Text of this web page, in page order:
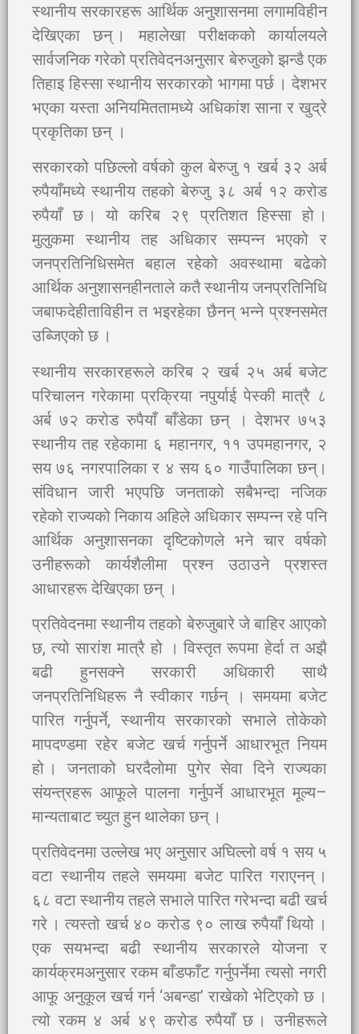
स्थानीय सरकारहरू आर्थिक अनुशासनमा लगामविहीन
देखिएका छन् । महालेखा परीक्षकको कार्यालयले
सार्वजनिक गरेको प्रतिवेदनअनुसार बेरुजुको झन्डै एक
तिहाइ हिस्सा स्थानीय सरकारको भागमा पर्छ । देशभर
भएका यस्ता अनियमिततामध्ये अधिकांश साना र खुद्रे
प्रकृतिका छन् ।
सरकारको पछिल्लो वर्षको कुल बेरुजु १ खर्ब ३२ अर्ब
रुपैयाँमध्ये स्थानीय तहको बेरुजु ३८ अर्ब १२ करोड
रुपैयाँ छ । यो करिब २९ प्रतिशत हिस्सा हो ।
मुलुकमा स्थानीय तह अधिकार सम्पन्न भएको र
जनप्रतिनिधिसमेत बहाल रहेको अवस्थामा बढेको
आर्थिक अनुशासनहीनताले कतै स्थानीय जनप्रतिनिधि
जबाफदेहीताविहीन त भइरहेका छैनन् भन्ने प्रश्नसमेत
उब्जिएको छ ।
स्थानीय सरकारहरूले करिब २ खर्ब २५ अर्ब बजेट
परिचालन गरेकामा प्रक्रिया नपुर्याई पेस्की मात्रै ८
अर्ब ७२ करोड रुपैयाँ बाँडेका छन् । देशभर ७५३
स्थानीय तह रहेकामा ६ महानगर, ११ उपमहानगर, २
सय ७६ नगरपालिका र ४ सय ६० गाउँपालिका छन्।
संविधान जारी भएपछि जनताको सबैभन्दा नजिक
रहेको राज्यको निकाय अहिले अधिकार सम्पन्न रहे पनि
आर्थिक अनुशासनका दृष्टिकोणले भने चार वर्षको
उनीहरूको कार्यशैलीमा प्रश्न उठाउने प्रशस्त
आधारहरू देखिएका छन् ।
प्रतिवेदनमा स्थानीय तहको बेरुजुबारे जे बाहिर आएको
छ, त्यो सारांश मात्रै हो । विस्तृत रूपमा हेर्दा त अझै
बढी हुनसक्ने सरकारी अधिकारी साथै
जनप्रतिनिधिहरू नै स्वीकार गर्छन् । समयमा बजेट
पारित गर्नुपर्ने, स्थानीय सरकारको सभाले तोकेको
मापदण्डमा रहेर बजेट खर्च गर्नुपर्ने आधारभूत नियम
हो । जनताको घरदैलोमा पुगेर सेवा दिने राज्यका
संयन्त्रहरू आफूले पालना गर्नुपर्ने आधारभूत मूल्य–
मान्यताबाट च्युत हुन थालेका छन् ।
प्रतिवेदनमा उल्लेख भए अनुसार अघिल्लो वर्ष १ सय ५
वटा स्थानीय तहले समयमा बजेट पारित गराएनन् ।
६८ वटा स्थानीय तहले सभाले पारित गरेभन्दा बढी खर्च
गरे । त्यस्तो खर्च ४० करोड ९० लाख रुपैयाँ थियो ।
एक सयभन्दा बढी स्थानीय सरकारले योजना र
कार्यक्रमअनुसार रकम बाँडफाँट गर्नुपर्नेमा त्यसो नगरी
आफू अनुकूल खर्च गर्न ‘अबन्डा’ राखेको भेटिएको छ ।
त्यो रकम ४ अर्ब ४९ करोड रुपैयाँ छ । उनीहरूले